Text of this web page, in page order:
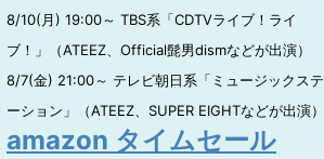
8/10(月) 19:00～ TBS系「CDTVライブ！ライ
ブ！」（ATEEZ、Official髭男dismなどが出演）
8/7(金) 21:00～ テレビ朝日系「ミュージックステ
ーション」（ATEEZ、SUPER EIGHTなどが出演）
amazon タイムセール